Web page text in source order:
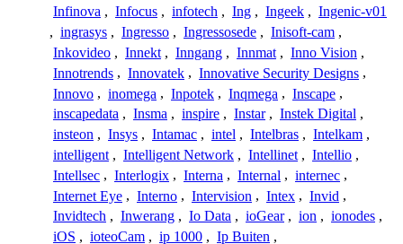
Infinova , Infocus , infotech , Ing , Ingeek , Ingenic-v01
, ingrasys , Ingresso , Ingressosede , Inisoft-cam ,
Inkovideo , Innekt , Inngang , Innmat , Inno Vision ,
Innotrends , Innovatek , Innovative Security Designs ,
Innovo , inomega , Inpotek , Inqmega , Inscape ,
inscapedata , Insma , inspire , Instar , Instek Digital ,
insteon , Insys , Intamac , intel , Intelbras , Intelkam ,
intelligent , Intelligent Network , Intellinet , Intellio ,
Intellsec , Interlogix , Interna , Internal , internec ,
Internet Eye , Interno , Intervision , Intex , Invid ,
Invidtech , Inwerang , Io Data , ioGear , ion , ionodes ,
iOS , ioteoCam , ip 1000 , Ip Buiten ,